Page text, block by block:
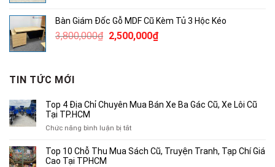
3,780,000₫.là:
2,500,000₫.
Bàn Giám Đốc Gỗ MDF Cũ Kèm Tủ 3 Hộc Kéo
3,800,000₫ Giá
2,500,000₫Giá
TIN TỨC MỚI
Top 4 Địa Chỉ Chuyên Mua Bán Xe Ba Gác Cũ, Xe Lôi Cũ
Tại TP.HCM
Chức năng bình luận bị tắtở
4
Top 10 Chỗ Thu Mua Sách Cũ, Truyện Tranh, Tạp Chí Giá
Cao Tại TPHCM